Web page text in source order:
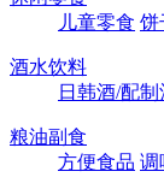
儿童零食 饼
酒水饮料
日韩酒/配制
粮油副食
方便食品 调